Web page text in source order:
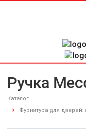
Ручка
Каталог
Фурнитура для дверей: